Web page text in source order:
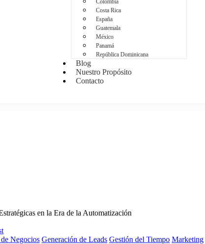
Colombia
Costa Rica
España
Guatemala
México
Panamá
República Dominicana
Blog
Nuestro Propósito
Contacto
en la Era de la Automatización
Negocios Generación de Leads Gestión del Tiempo Marketing